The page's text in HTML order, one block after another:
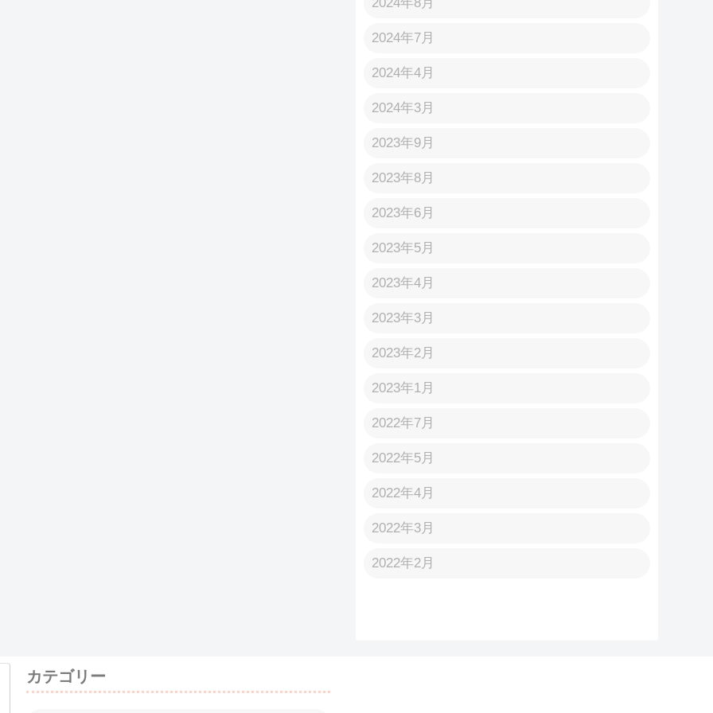
2024年7月
2024年4月
2024年3月
2023年9月
2023年8月
2023年6月
2023年5月
2023年4月
2023年3月
2023年2月
2023年1月
2022年7月
2022年5月
2022年4月
2022年3月
2022年2月